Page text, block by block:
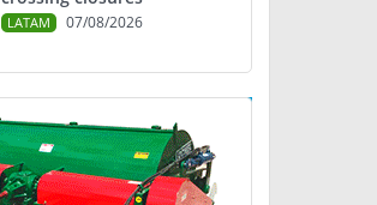
LATAM 07/08/2026